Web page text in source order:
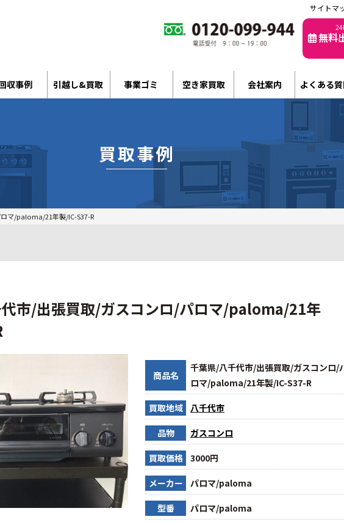
サイトマ
24
無料
収事例 引越し&買取 事業ゴミ 空き家買取 会社案内 よくある
買取事例
マ/paloma/21年製/IC-S37-R
市/出張買取/ガスコンロ/パロマ/paloma/21年
商品名
千葉県/八千代市/出張買取/ガスコンロ/
ロマ/paloma/21年製/IC-S37-R
買取地域 八千代市
品物 ガスコンロ
買取価格 3000円
メーカー パロマ/paloma
型番 パロマ/paloma